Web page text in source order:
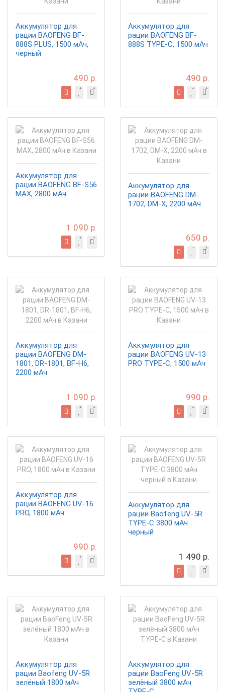
Аккумулятор для
рации BAOFENG BF-
888S PLUS, 1500 мАч,
черный
490 р.
Аккумулятор для
рации BAOFENG BF-
888S TYPE-C, 1500 мАч
490 р.
Аккумулятор для
рации BAOFENG BF-S56
MAX, 2800 мАч
1 090 р.
Аккумулятор для
рации BAOFENG DM-
1702, DM-X, 2200 мАч
650 р.
Аккумулятор для
рации BAOFENG DM-
1801, DR-1801, BF-H6,
2200 мАч
1 090 р.
Аккумулятор для
рации BAOFENG UV-13
PRO TYPE-C, 1500 мАч
990 р.
Аккумулятор для
рации BAOFENG UV-16
PRO, 1800 мАч
990 р.
Аккумулятор для
рации Baofeng UV-5R
TYPE-C 3800 мАч
черный
1 490 р.
Аккумулятор для
рации Baofeng UV-5R
зелёный 1800 мАч
Аккумулятор для
рации BaoFeng UV-5R
зелёный 3800 мАч